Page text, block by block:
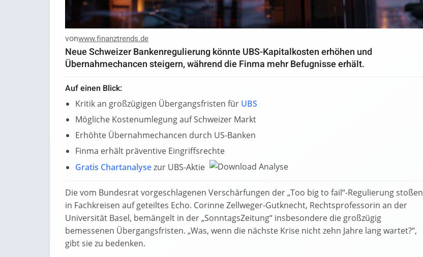
vonwww.finanztrends.de
Neue Schweizer Bankenregulierung könnte UBS-Kapitalkosten erhöhen und
Übernahmechancen steigern, während die Finma mehr Befugnisse erhält.
Auf einen Blick:
Kritik an großzügigen Übergangsfristen für UBS
Mögliche Kostenumlegung auf Schweizer Markt
Erhöhte Übernahmechancen durch US-Banken
Finma erhält präventive Eingriffsrechte
Gratis Chartanalysezur UBS-Aktie
Die vom Bundesrat vorgeschlagenen Verschärfungen der „Too big to fail“-Regulierung stoßen
in Fachkreisen auf geteiltes Echo. Corinne Zellweger-Gutknecht, Rechtsprofessorin an der
Universität Basel, bemängelt in der „SonntagsZeitung“ insbesondere die großzügig
bemessenen Übergangsfristen. „Was, wenn die nächste Krise nicht zehn Jahre lang wartet?“,
gibt sie zu bedenken.